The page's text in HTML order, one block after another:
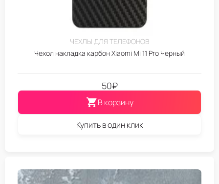
ЧЕХЛЫ ДЛЯ ТЕЛЕФОНОВ
Чехол накладка карбон Xiaomi Mi 11 Pro Черный
50₽
В корзину
Купить в один клик